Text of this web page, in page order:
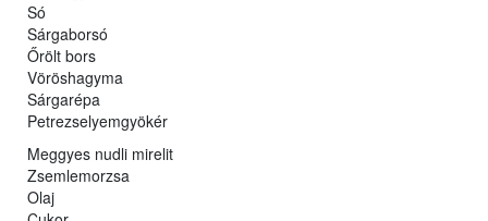
Só
Sárgaborsó
Őrölt bors
Vöröshagyma
Sárgarépa
Petrezselyemgyökér
Meggyes nudli mirelit
Zsemlemorzsa
Olaj